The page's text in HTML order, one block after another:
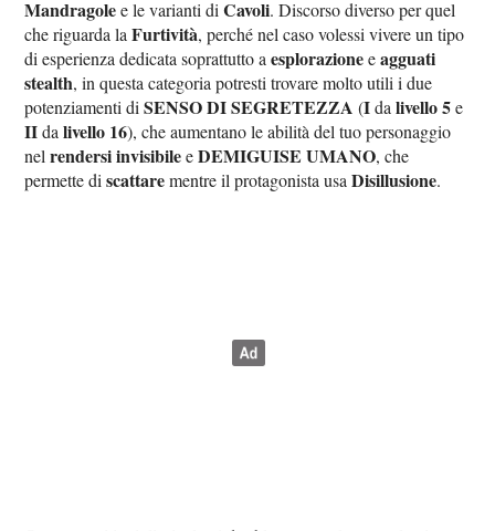
Mandragolee le varianti diCavoli. Discorso diverso per quel
che riguarda laFurtività, perché nel caso volessi vivere un tipo
di esperienza dedicata soprattutto aesplorazioneeagguati
stealth, in questa categoria potresti trovare molto utili i due
potenziamenti diSENSO DI SEGRETEZZA (Idalivello 5e
IIdalivello 16), che aumentano le abilità del tuo personaggio
nelrendersi invisibileeDEMIGUISE UMANO, che
permette discattarementre il protagonista usaDisillusione.